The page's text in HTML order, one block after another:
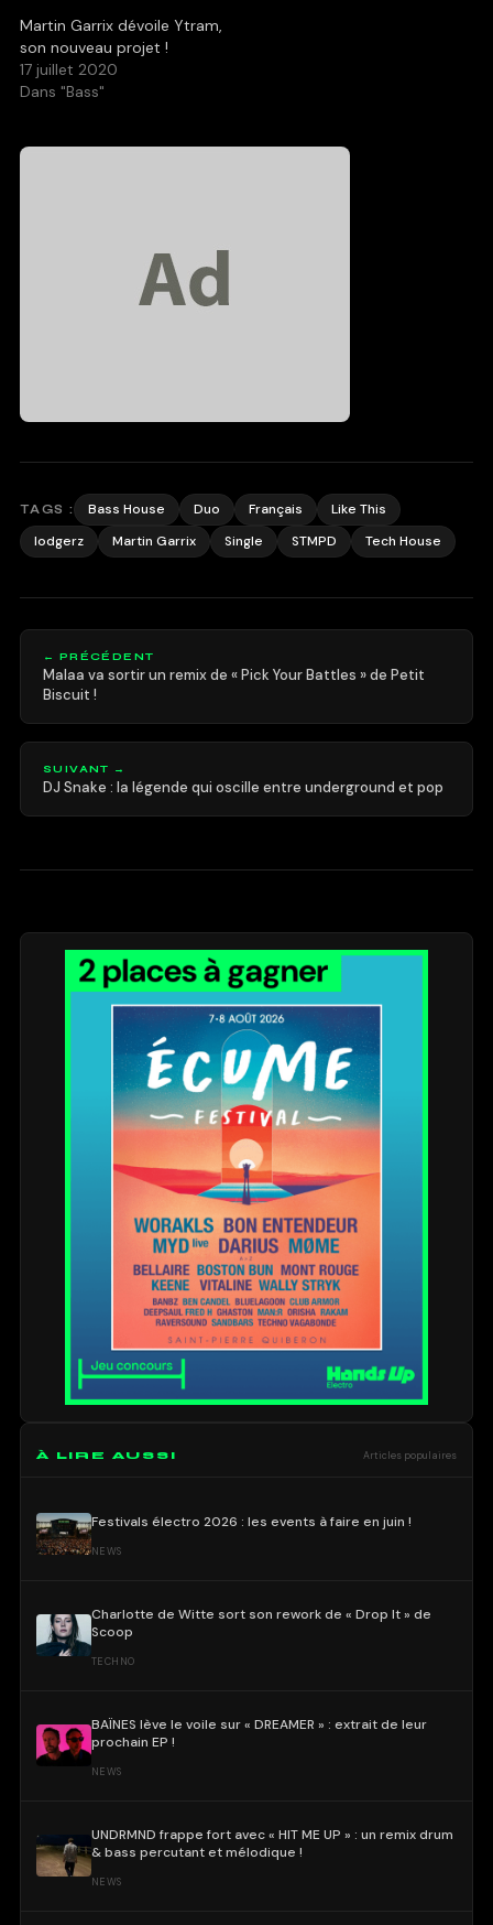
Martin Garrix dévoile Ytram,
son nouveau projet !
17 juillet 2020
Dans "Bass"
TAGS : Bass House Duo Français
Like This
lodgerz
Martin Garrix Single STMPD Tech House
← PRÉCÉDENT
Malaa va sortir un remix de « Pick Your Battles » de Petit
Biscuit !
SUIVANT →
DJ Snake : la légende qui oscille entre underground et pop
À LIRE AUSSI Articles populaires
Festivals électro 2026 : les events à faire en juin !
NEWS
Charlotte de Witte sort son rework de « Drop It » de
Scoop
TECHNO
BAÏNES lève le voile sur « DREAMER » : extrait de leur
prochain EP !
NEWS
UNDRMND frappe fort avec « HIT ME UP » : un remix drum
& bass percutant et mélodique !
NEWS